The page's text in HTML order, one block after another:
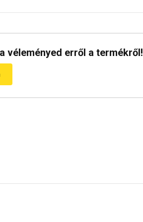
véleményed erről a termékről!